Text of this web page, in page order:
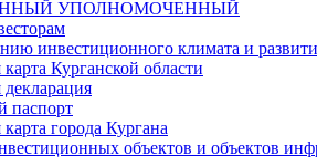
УПОЛНОМОЧЕННЫЙ
инвестиционного климата и
Курганской области
паспорт
города Кургана
объектов и объектов